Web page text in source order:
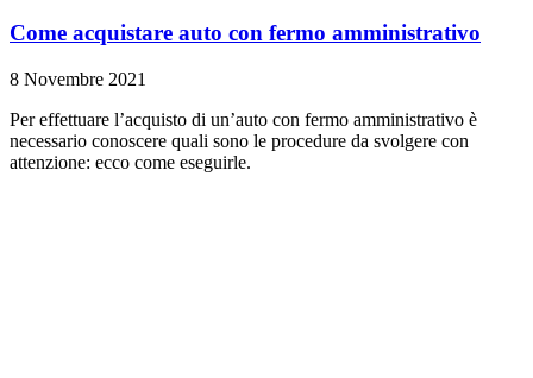
Come acquistare auto con fermo amministrativo
8 Novembre 2021
Per effettuare l’acquisto di un’auto con fermo amministrativo è
necessario conoscere quali sono le procedure da svolgere con
attenzione: ecco come eseguirle.